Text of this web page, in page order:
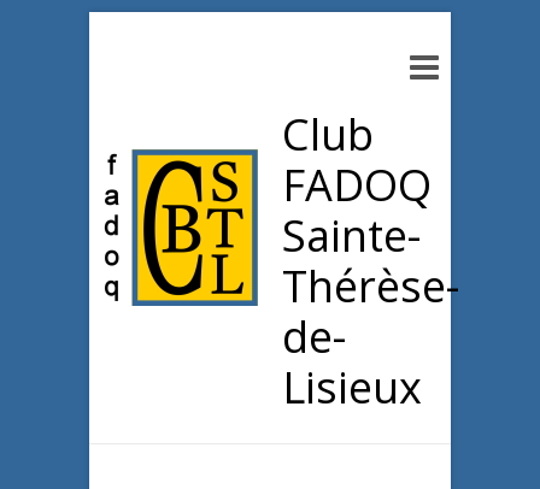
Club
FADOQ
Sainte-
Thérèse-
de-
Lisieux